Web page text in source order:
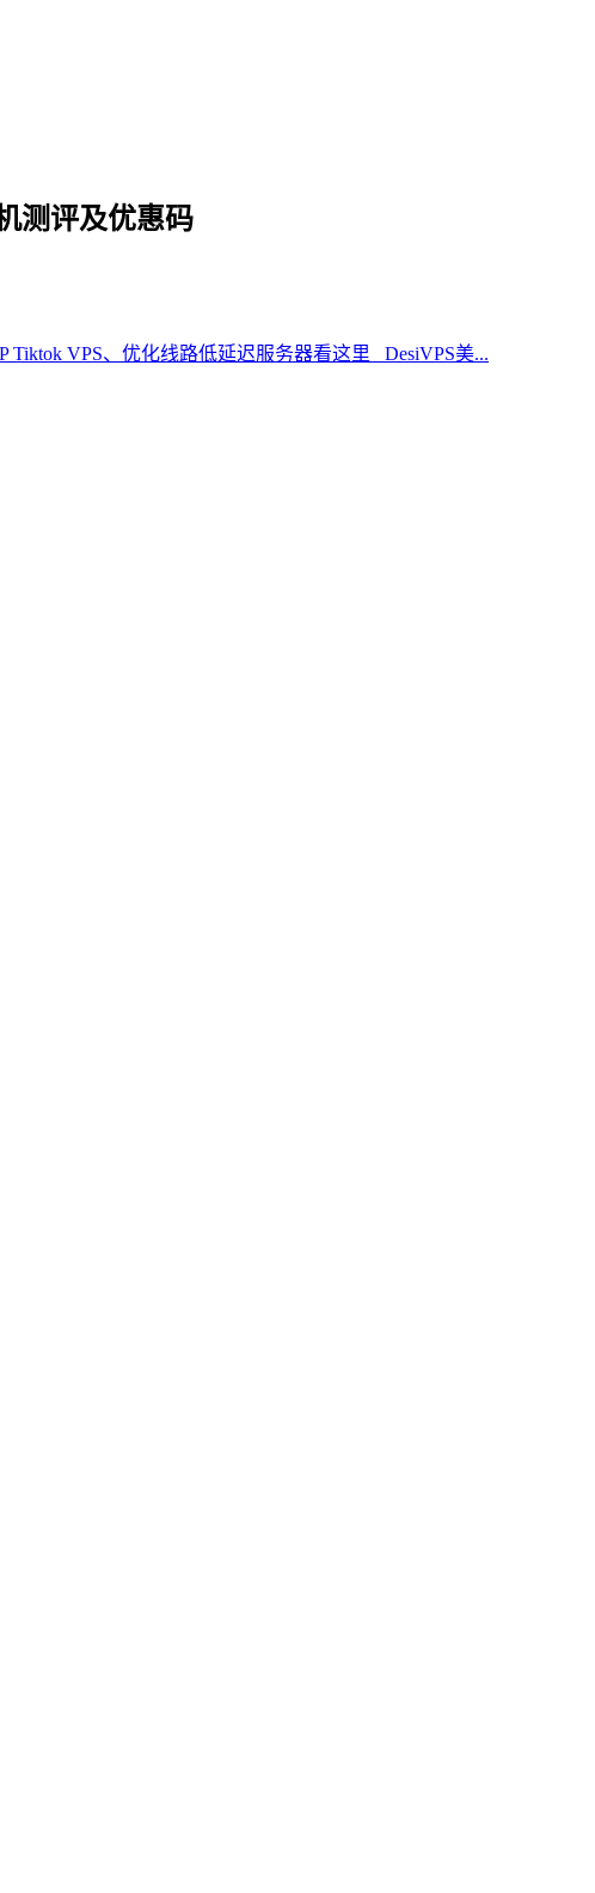
测评及优惠码
Tiktok VPS、优化线路低延迟服务器看这里 DesiVPS美...